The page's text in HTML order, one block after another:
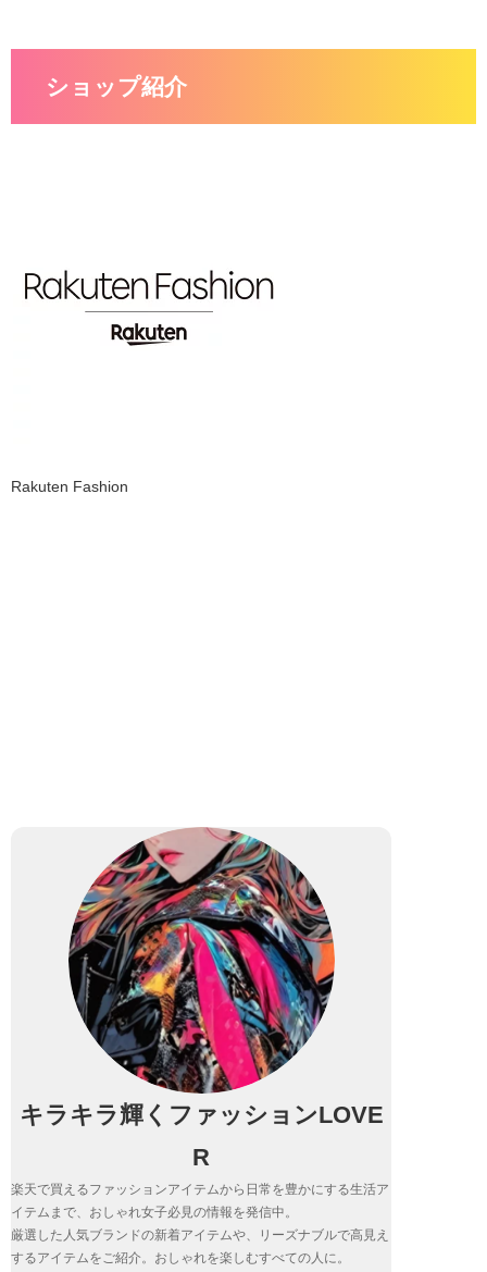
ショップ紹介
Rakuten Fashion
キラキラ輝くファッションLOVE
R
楽天で買えるファッションアイテムから日常を豊かにする生活ア
イテムまで、おしゃれ女子必見の情報を発信中。
厳選した人気ブランドの新着アイテムや、リーズナブルで高見え
するアイテムをご紹介。おしゃれを楽しむすべての人に。